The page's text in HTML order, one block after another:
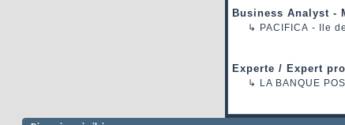
Business Analyst -
↳ PACIFICA - Ile
Experte / Expert
↳ LA BANQUE